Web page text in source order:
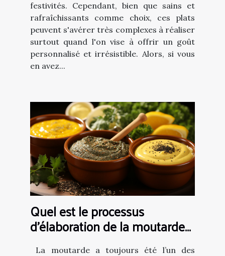
festivités. Cependant, bien que sains et
rafraîchissants comme choix, ces plats
peuvent s'avérer très complexes à réaliser
surtout quand l'on vise à offrir un goût
personnalisé et irrésistible. Alors, si vous
en avez...
Quel est le processus
d’élaboration de la moutarde
maison ?
La moutarde a toujours été l’un des